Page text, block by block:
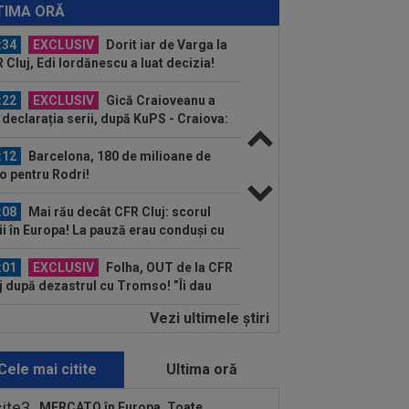
ORĂ
ce face Mihai Stoica. E prima oară
o zic”
EXCLUSIV
Dorit iar de Varga la
Cluj, Edi Iordănescu a luat decizia!
EXCLUSIV
Gică Craioveanu a
serii, după KuPS - Craiova:
Barcelona, 180 de milioane de
pentru Rodri!
Mai rău decât CFR Cluj: scorul
în Europa! La pauză erau conduși cu
EXCLUSIV
Folha, OUT de la CFR
după dezastrul cu Tromso! ”Îi dau
Gigi Becali: ”Am
Enervat după ce a aflat că Rodri
la Barcelona, Mourinho s-a
Vezi ultimele ştiri
mai citite Ultima oră